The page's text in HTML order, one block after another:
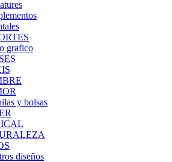
grafico
y bolsas
diseños